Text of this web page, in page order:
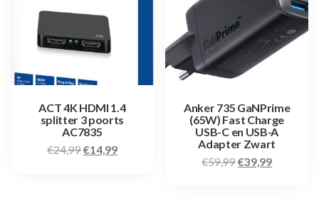
ACT 4K HDMI 1.4
splitter 3 poorts
AC7835
€24,99€14,99
Anker 735 GaNPrime
(65W) Fast Charge
USB-C en USB-A
Adapter Zwart
€59,99€39,99